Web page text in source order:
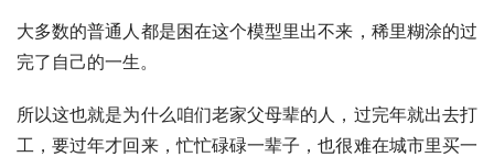
大多数的普通人都是困在这个模型里出不来，稀里糊涂的过
完了自己的一生。
所以这也就是为什么咱们老家父母辈的人，过完年就出去打
工，要过年才回来，忙忙碌碌一辈子，也很难在城市里买一